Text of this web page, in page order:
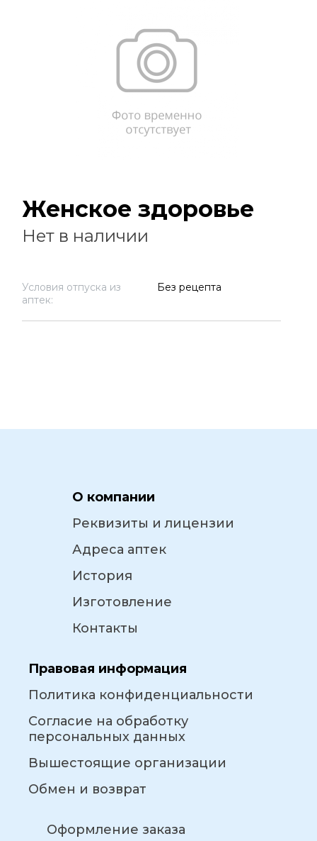
Женское здоровье
Нет в наличии
Условия отпуска из
аптек:
Без рецепта
О компании
Реквизиты и лицензии
Адреса аптек
История
Изготовление
Контакты
Правовая информация
Политика конфиденциальности
Согласие на обработку
персональных данных
Вышестоящие организации
Обмен и возврат
Оформление заказа